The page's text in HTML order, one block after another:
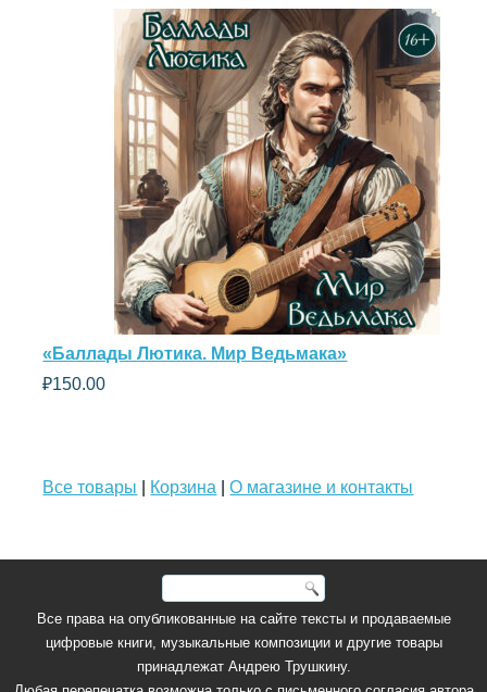
«Баллады Лютика. Мир Ведьмака»
₽150.00
Все товары Корзина |О магазине и контакты
Все права на опубликованные на сайте тексты и продаваемые
цифровые книги, музыкальные композиции и другие товары
принадлежат Андрею Трушкину.